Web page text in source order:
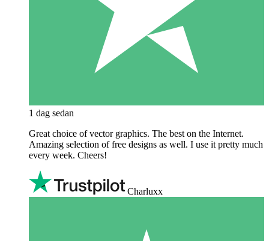
1 dag sedan
Great choice of vector graphics. The best on the Internet.
Amazing selection of free designs as well. I use it pretty much
every week. Cheers!
Charluxx